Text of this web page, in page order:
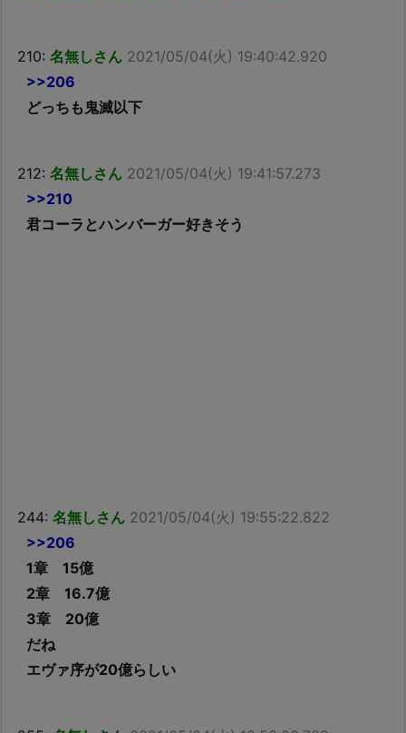
210: 名無しさん 2021/05/04(火) 19:40:42.920
>>206
どっちも鬼滅以下
212: 名無しさん 2021/05/04(火) 19:41:57.273
>>210
君コーラとハンバーガー好きそう
244: 名無しさん 2021/05/04(火) 19:55:22.822
>>206
1章 15億
2章 16.7億
3章 20億
だね
エヴァ序が20億らしい